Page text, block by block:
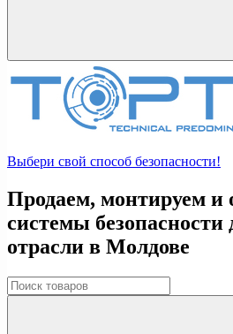
Выбери свой способ безопасности!
Продаем, монтируем и
системы
отрасли в Молдове